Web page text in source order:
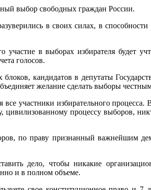
выбор свободных граждан России.
в своих силах, в
участие в выборах избирателя будет
голосов.
блоков, кандидатов в депутаты
желание сделать выборы
участники избирательного
цивилизованному процессу выборов,
по праву признанный важнейшим
дело, чтобы никакие
и в полном объеме.